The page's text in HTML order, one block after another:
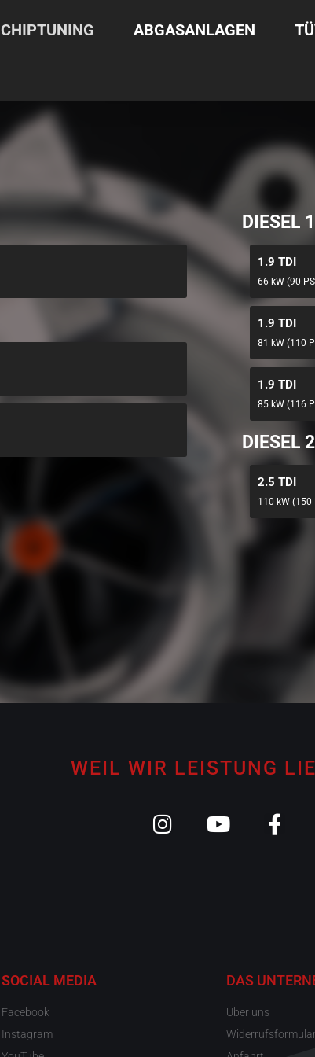
CHIPTUNING ABGASANLAGEN
DIESEL
1.9 TDI
66 kW (90
1.9 TDI
81 kW (110
1.9 TDI
85 kW (116
DIESEL
2.5 TDI
110 kW (150
WEIL WIR LEISTUNG
SOCIAL MEDIA
Facebook
Instagram
DAS
Über uns